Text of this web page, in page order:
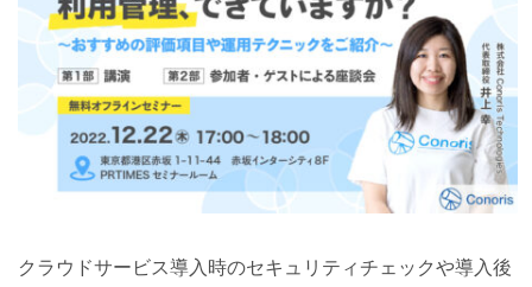
クラウドサービス導入時のセキュリティチェックや導入後